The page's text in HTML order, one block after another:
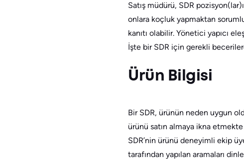
Satış müdürü, SDR
onlara koçluk yapmaktan
kanıtı olabilir. Yönetici yapıcı
İşte bir SDR için gerekli
Ürün Bilgisi
Bir SDR, ürünün neden uygun
ürünü satın almaya ikna
SDR’nin ürünü deneyimli ekip
tarafından yapılan aramaları